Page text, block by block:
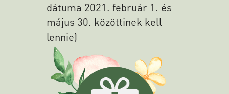
dátuma 2021. február 1. és
május 30. közöttinek kell
lennie)